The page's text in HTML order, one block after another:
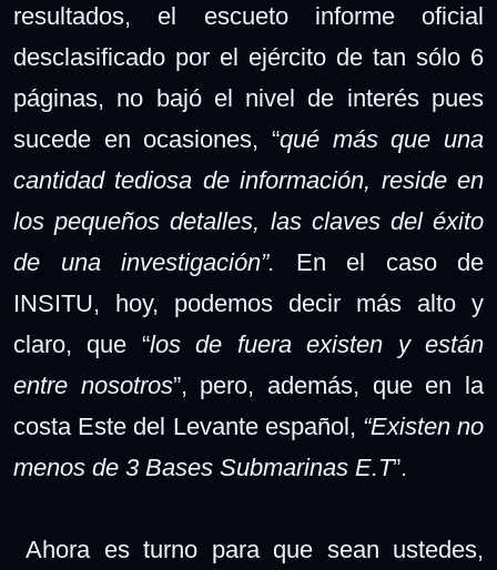
resultados, el escueto informe oficial
desclasificado por el ejército de tan sólo 6
páginas, no bajó el nivel de interés pues
sucede en ocasiones, “qué más que una
cantidad tediosa de información, reside en
los pequeños detalles, las claves del éxito
de una investigación”. En el caso de
INSITU, hoy, podemos decir más alto y
claro, que “los de fuera existen y están
entre nosotros”, pero, además, que en la
costa Este del Levante español, “Existen no
menos de 3 Bases Submarinas E.T”.
Ahora es turno para que sean ustedes,